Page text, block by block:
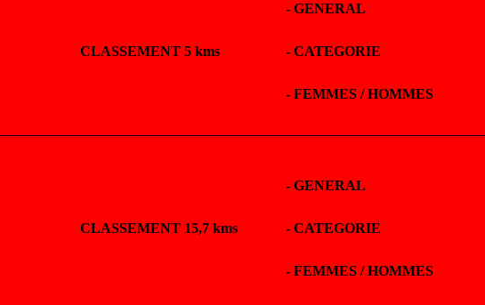
CLASSEMENT 5 kms
- GENERAL
- CATEGORIE
- FEMMES / HOMMES
CLASSEMENT 15,7 kms
- GENERAL
- CATEGORIE
- FEMMES / HOMMES